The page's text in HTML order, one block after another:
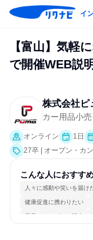
イ
【富山】気軽
で開催WEB説
株式会社ピ
カー用品小売
オンライン 1日
27卒 | オープン・カ
こんな人におすす
人々に感動や笑いを届け
健康促進に携わりたい
商品・サービスを販売した